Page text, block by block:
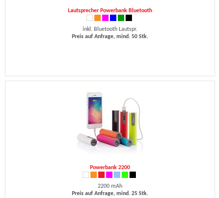
Lautsprecher Powerbank Bluetooth
inkl. Bluetooth Lautspr.
Preis auf Anfrage, mind. 50 Stk.
Powerbank 2200
2200 mAh
Preis auf Anfrage, mind. 25 Stk.